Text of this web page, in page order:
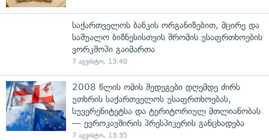
საქართველოს ბანკის ორგანიზებით, მცირე და
საშუალო ბიზნესისთვის შრომის უსაფრთხოების
ვორკშოპი გაიმართა
7 აგვისტო, 13:40
2008 წლის ომის შედეგები დღემდე ძირს
უთხრის საქართველოს უსაფრთხოებას,
სუვერენიტეტსა და ტერიტორიულ მთლიანობას
— ევროკავშირის პრესპიკერის განცხადება
7 აგვისტო, 13:35